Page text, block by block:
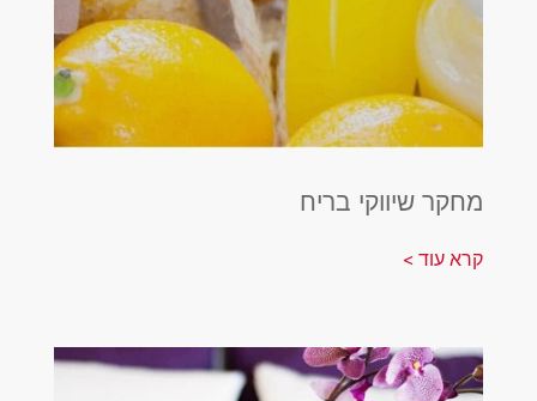
מחקר שיווקי בריח
קרא עוד >